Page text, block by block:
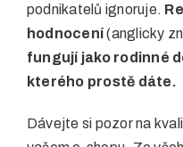
podnikatelů ignoruje.
hodnocení(anglicky
fungují jako rodinné
kterého prostě dáte.
Dávejte si pozor na